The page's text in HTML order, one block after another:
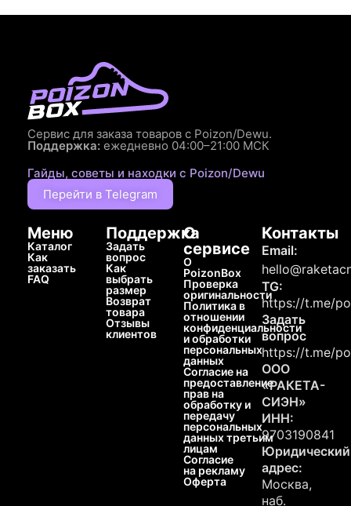
Сервис для заказа товаров с Poizon/Dewu.
Поддержка: ежедневно 04:00–21:00 МСК
Гайды, советы и находки с Poizon/Dewu
Перейти в Telegram
Меню
Каталог
Как
заказать
FAQ
Поддержка
Задать
вопрос
Как
выбрать
размер
Возврат
товара
Отзывы
клиентов
О
сервисе
О
PoizonBox
Проверка
оригинальности
Политика в
отношении
конфиденциальности
и обработки
персональных
данных
Согласие на
предоставление
прав на
обработку и
передачу
персональных
данных третьим
лицам
Согласие
на рекламу
Оферта
Контакты
Email:
TG:
https://t.me/
Задать
вопрос
https://t.me/
ООО
«РАКЕТА-
СИЭН»
ИНН:
9703190841
Юридический
адрес:
Москва,
наб.